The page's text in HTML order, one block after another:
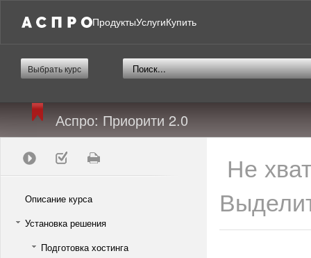
ПродуктыУслугиКупить
Выбрать курс
Аспро: Приорити 2.0
Описание курса
Установка решения
Подготовка хостинга
Не